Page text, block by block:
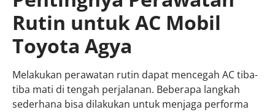
Rutin untuk AC Mobil
Toyota Agya
Melakukan perawatan rutin dapat mencegah AC tiba-
tiba mati di tengah perjalanan. Beberapa langkah
sederhana bisa dilakukan untuk menjaga performa